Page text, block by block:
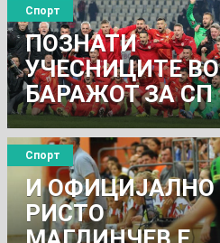
ПОЗНАТИ
УЧЕСНИЦИТЕ ВО
БАРАЖОТ ЗА СП
ВО КАТАР
Спорт
И ОФИЦИЈАЛНО
РИСТО
Спорт